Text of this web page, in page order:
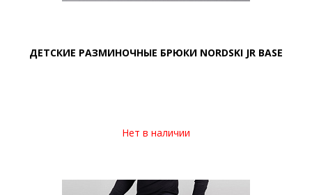
ДЕТСКИЕ РАЗМИНОЧНЫЕ БРЮКИ NORDSKI JR BASE
Нет в наличии